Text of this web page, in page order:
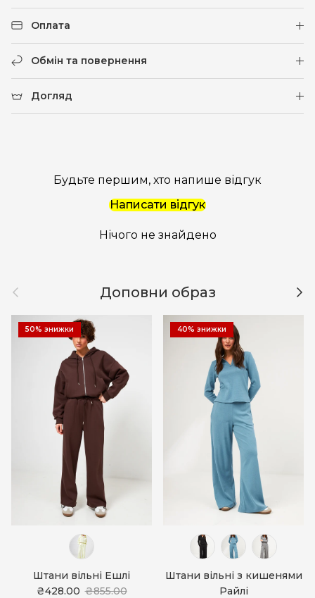
Оплата
Обмін та повернення
Догляд
Будьте першим, хто напише відгук
Написати відгук
Нічого не знайдено
Назад Доповни образ
50% знижки
Штани вільні Ешлі
₴428.00 ₴855.00
40% знижки
Штани вільні з кишенями
Райлі